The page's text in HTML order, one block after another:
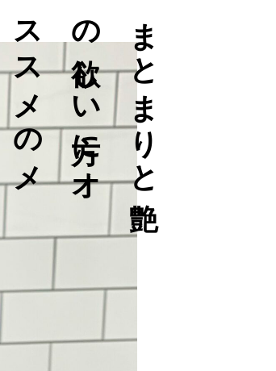
ま
と
ま
り
と
艶
の
欲
し
い
方
に
オ
ス
ス
メ
の
メ
ニ
ュ